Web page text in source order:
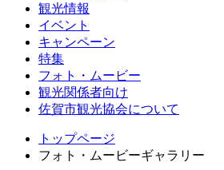
観光情報
イベント
キャンペーン
特集
フォト・ムービー
観光関係者向け
佐賀市観光協会について
トップページ
フォト・ムービーギャラリー